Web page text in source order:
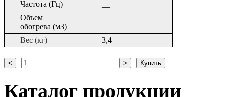
Частота (Гц)
Объем
обогрева (м3)
Вес (кг) 3,4
Каталог продукции